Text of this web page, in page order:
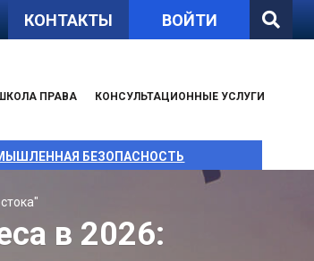
КОНТАКТЫ ВОЙТИ
ПРАВА КОНСУЛЬТАЦИОННЫЕ УСЛУГИ
БЕЗОПАСНОСТЬ
в 2026: